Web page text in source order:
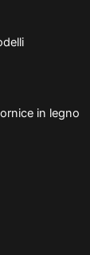
in legno